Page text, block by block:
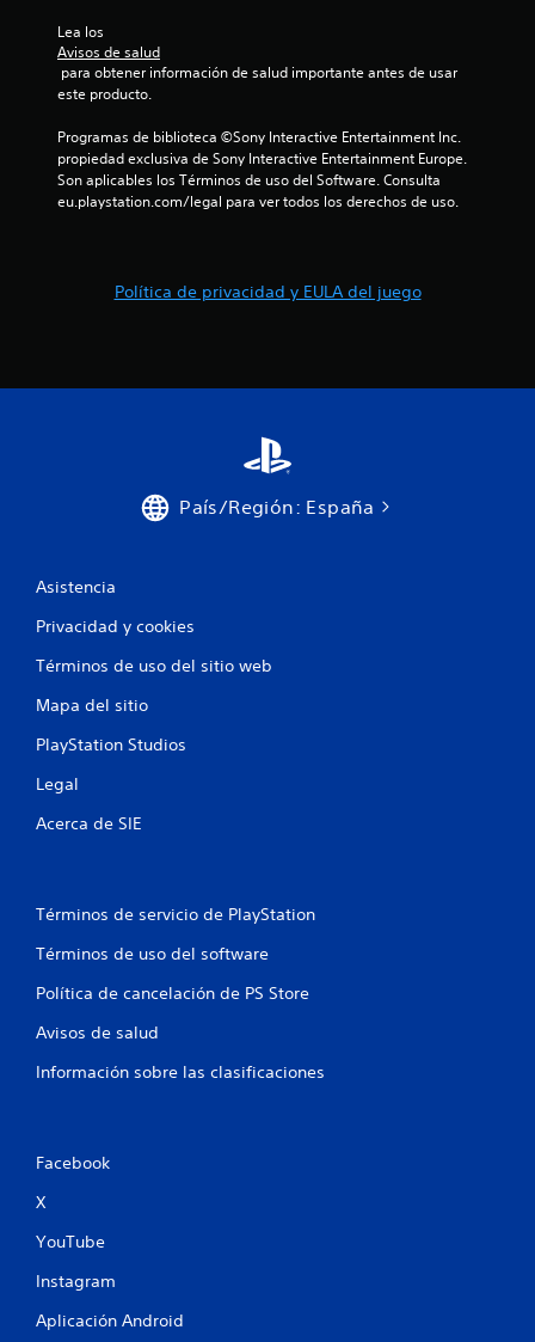
Lea los
Avisos de salud
este producto.
Programas de biblioteca ©Sony Interactive Entertainment Inc.
propiedad exclusiva de Sony Interactive Entertainment Europe.
Son aplicables los Términos de uso del Software. Consulta
eu.playstation.com/legal para ver todos los derechos de uso.
Política de privacidad y EULA del juego
País/Región: España
Asistencia
Privacidad y cookies
Términos de uso del sitio web
Mapa del sitio
PlayStation Studios
Legal
Acerca de SIE
Términos de servicio de PlayStation
Términos de uso del software
Política de cancelación de PS Store
Avisos de salud
Información sobre las clasificaciones
Facebook
X
YouTube
Instagram
Aplicación Android